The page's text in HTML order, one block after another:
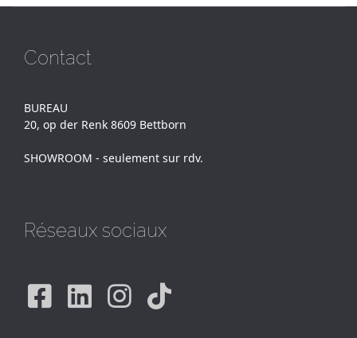
Contact
BUREAU
20, op der Renk 8609 Bettborn
SHOWROOM - seulement sur rdv.
Réseaux sociaux
Facebook
Linkedin
Instagram
Tiktok